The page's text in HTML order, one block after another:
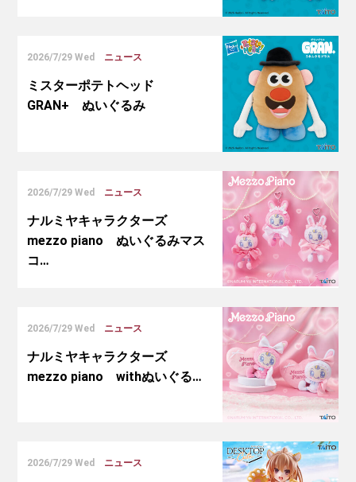
2026/7/29 Wed ニュース
ミスターポテトヘッド
GRAN+ ぬいぐるみ
2026/7/29 Wed ニュース
ナルミヤキャラクターズ
mezzo piano ぬいぐるみマス
コ…
2026/7/29 Wed ニュース
ナルミヤキャラクターズ
mezzo piano withぬいぐる…
2026/7/29 Wed ニュース